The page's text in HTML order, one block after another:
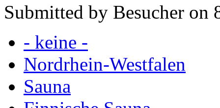
Submitted by Besucher on
- keine -
Nordrhein-Westfalen
Sauna